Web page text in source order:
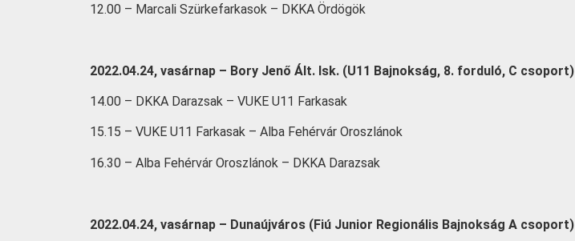
12.00 – Marcali Szürkefarkasok – DKKA Ördögök
2022.04.24, vasárnap – Bory Jenő Ált. Isk. (U11 Bajnokság, 8. forduló, C csoport)
14.00 – DKKA Darazsak – VUKE U11 Farkasak
15.15 – VUKE U11 Farkasak – Alba Fehérvár Oroszlánok
16.30 – Alba Fehérvár Oroszlánok – DKKA Darazsak
2022.04.24, vasárnap – Dunaújváros (Fiú Junior Regionális Bajnokság A csoport)